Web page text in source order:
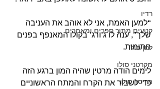
רדיו
קטעים מתוך ספרים ומאמרים
לנון סולו
מקרטני סולו
הריסון סולו
“למען האמת, אני לא אוהב את העניבה
שלך”, ענה לו ג’ורג’ בקולו המאנפף בפנים
חתומות.
לימים הודה מרטין שהיה המון ברגע הזה
כדי לשבור את הקרח והמתח הראשוניים